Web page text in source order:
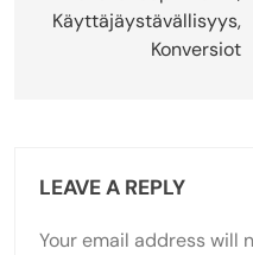
Käyttäjäystävällisyys,
Konversiot
LEAVE A REPLY
Your email address will